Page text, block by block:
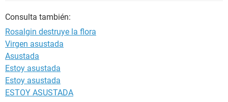
Consulta también:
Rosalgin destruye la flora
Virgen asustada
Asustada
Estoy asustada
Estoy asustada
ESTOY ASUSTADA